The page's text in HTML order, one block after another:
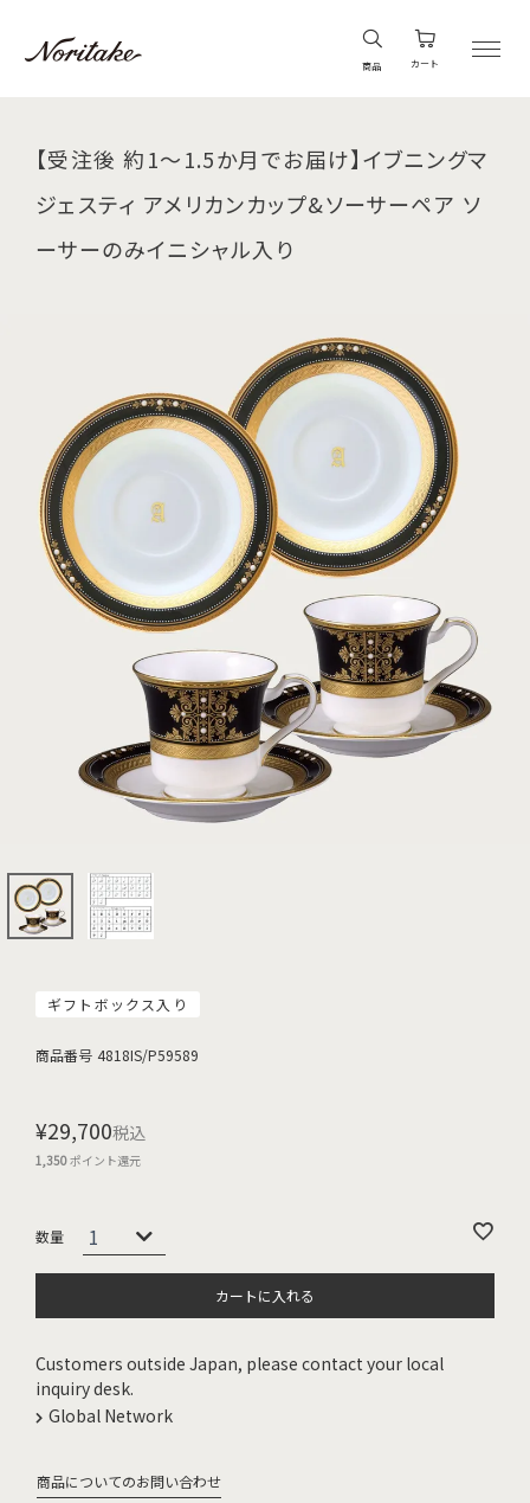
商品 カート
【受注後 約1～1.5か月でお届け】イブニングマ
ジェスティ アメリカンカップ&ソーサーペア ソ
ーサーのみイニシャル入り
ギフトボックス入り
商品番号 4818IS/P59589
¥29,700税込
1,350ポイント還元
カートに入れる
Customers outside Japan, please contact your local
inquiry desk.
Global Network
商品についてのお問い合わせ